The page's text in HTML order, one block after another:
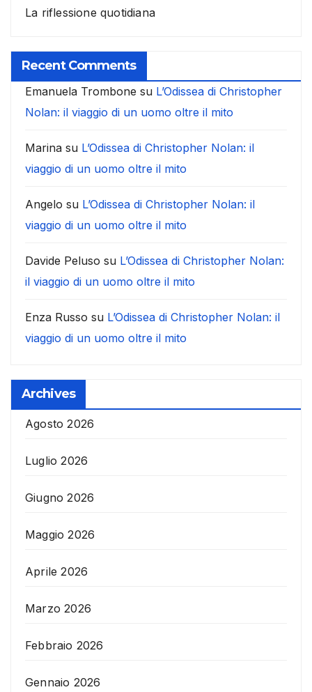
La riflessione quotidiana
Recent Comments
Emanuela Trombone su L’Odissea di Christopher
Nolan: il viaggio di un uomo oltre il mito
Marina su L’Odissea di Christopher Nolan: il
viaggio di un uomo oltre il mito
Angelo su L’Odissea di Christopher Nolan: il
viaggio di un uomo oltre il mito
Davide Peluso su L’Odissea di Christopher Nolan:
il viaggio di un uomo oltre il mito
Enza Russo su L’Odissea di Christopher Nolan: il
viaggio di un uomo oltre il mito
Archives
Agosto 2026
Luglio 2026
Giugno 2026
Maggio 2026
Aprile 2026
Marzo 2026
Febbraio 2026
Gennaio 2026